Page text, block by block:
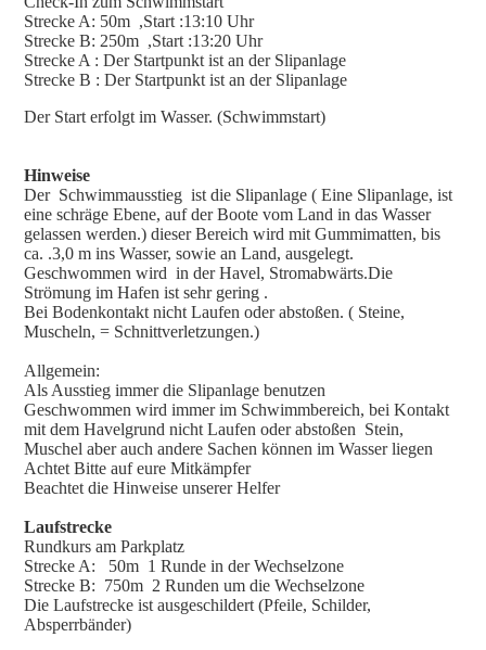
Strecke A: 50m ,Start :13:10 Uhr
Strecke B: 250m ,Start :13:20 Uhr
Strecke A : Der Startpunkt ist an der Slipanlage
Strecke B : Der Startpunkt ist an der Slipanlage
Der Start erfolgt im Wasser. (Schwimmstart)
Hinweise
Der Schwimmausstieg ist die Slipanlage ( Eine Slipanlage, ist
eine schräge Ebene, auf der Boote vom Land in das Wasser
gelassen werden.) dieser Bereich wird mit Gummimatten, bis
ca. .3,0 m ins Wasser, sowie an Land, ausgelegt.
Geschwommen wird in der Havel, Stromabwärts.Die
Strömung im Hafen ist sehr gering .
Bei Bodenkontakt nicht Laufen oder abstoßen. ( Steine,
Muscheln, = Schnittverletzungen.)
Allgemein:
Als Ausstieg immer die Slipanlage benutzen
Geschwommen wird immer im Schwimmbereich, bei Kontakt
mit dem Havelgrund nicht Laufen oder abstoßen Stein,
Muschel aber auch andere Sachen können im Wasser liegen
Achtet Bitte auf eure Mitkämpfer
Beachtet die Hinweise unserer Helfer
Laufstrecke
Rundkurs am Parkplatz
Strecke A: 50m 1 Runde in der Wechselzone
Strecke B: 750m 2 Runden um die Wechselzone
Die Laufstrecke ist ausgeschildert (Pfeile, Schilder,
Absperrbänder)